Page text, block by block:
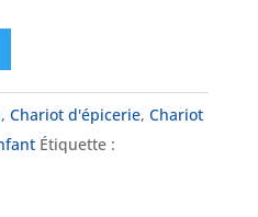
, Chariot d'épicerie, Chariot
Étiquette :